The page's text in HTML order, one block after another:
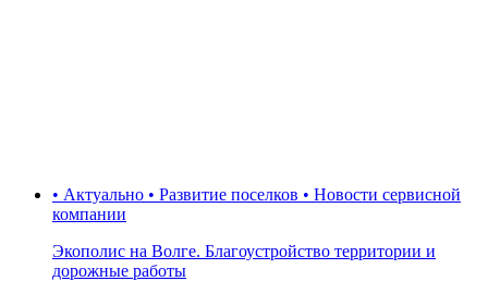
• Актуально • Развитие поселков • Новости сервисной
компании
Экополис на Волге. Благоустройство территории и
дорожные работы